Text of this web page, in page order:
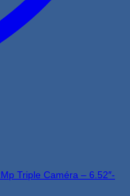
Triple Caméra – 6.52″-